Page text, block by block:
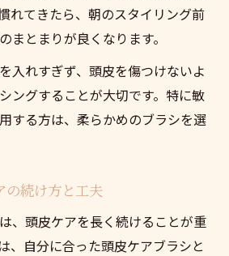
れてきたら、朝のスタイリング前
まとまりが良くなります。
入れすぎず、頭皮を傷つけないよ
ングすることが大切です。特に敏
する方は、柔らかめのブラシを選
の続け方と工夫
、頭皮ケアを長く続けることが重
、自分に合った頭皮ケアブラシと